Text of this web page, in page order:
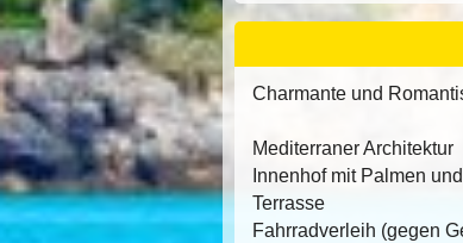
Charmante und
Mediterraner Architektur
Innenhof mit Palmen
Terrasse
Fahrradverleih (gegen